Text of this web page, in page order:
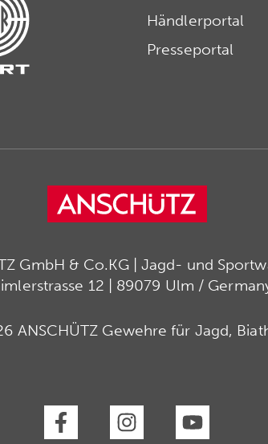
Händlerportal
Presseportal
GmbH & Co.KG | Jagd- und
12 | 89079 Ulm /
ANSCHÜTZ Gewehre für Jagd,